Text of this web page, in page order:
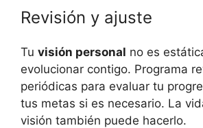
Revisión y ajuste
Tu visión personal no es
evolucionar contigo. Programa
periódicas para evaluar tu
tus metas si es necesario. La
visión también puede hacerlo.